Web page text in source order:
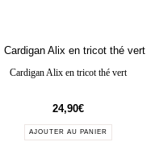
Cardigan Alix en tricot thé vert
24,90€
AJOUTER AU PANIER